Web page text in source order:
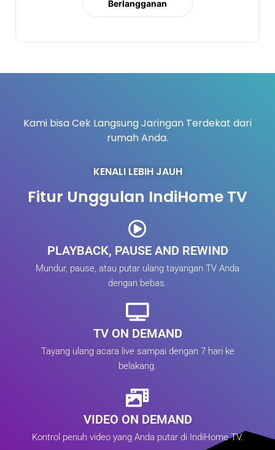
Berlangganan
Kami bisa Cek Langsung Jaringan Terdekat dari
rumah Anda.
KENALI LEBIH JAUH
Fitur Unggulan IndiHome TV
PLAYBACK, PAUSE AND REWIND
Mundur, pause, atau putar ulang tayangan TV Anda
dengan bebas.
TV ON DEMAND
Tayang ulang acara live sampai dengan 7 hari ke
belakang.
VIDEO ON DEMAND
Kontrol penuh video yang Anda putar di IndiHome TV.